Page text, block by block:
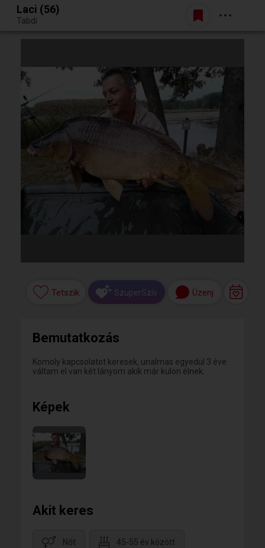
Egy jó randiból bármi lehet.
Belépés
Laci (56)
Tabdi
Tetszik SzuperSzív Üzenj
Bemutatkozás
Komoly kapcsolatot keresek, unalmas egyedül 3 éve
váltam el van két lányom akik már külön élnek.
Képek
Akit keres
Nőt 45-55 év között